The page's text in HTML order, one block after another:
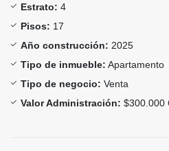
Estrato: 4
Pisos: 17
Año construcción: 2025
Tipo de inmueble: Apartamento
Tipo de negocio: Venta
Valor Administración: $300.000